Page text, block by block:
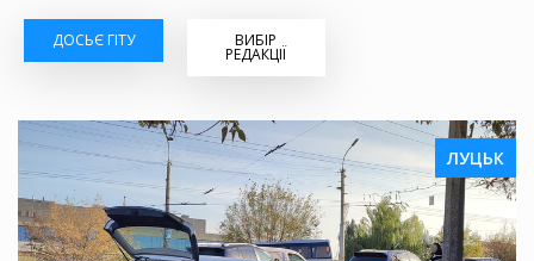
ДОСЬЄ ГІТУ ВИБІР
РЕДАКЦІЇ
ЛУЦЬК